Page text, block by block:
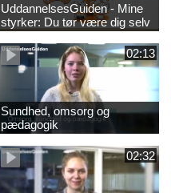
UddannelsesGuiden - Mine
styrker: Du tør være dig selv
02:13
Sundhed, omsorg og
pædagogik
02:32